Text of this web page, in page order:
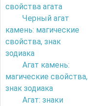
свойства агата
Черный агат
камень: магические
свойства, знак
зодиака
Агат камень:
магические свойства,
знак зодиака
Агат: знаки